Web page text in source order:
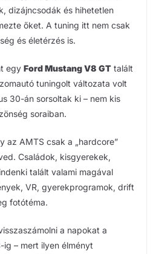
dizájncsodák és hihetetlen
őket. A tuning itt nem csak
és életérzés is.
egy Ford Mustang V8 GT talált
tuningolt változata volt
30-án sorsoltak ki – nem kis
soraiban.
az AMTS csak a „hardcore”
Családok, kisgyerekek,
talált valami magával
VR, gyerekprogramok, drift
fotótéma.
a napokat a
– mert ilyen élményt